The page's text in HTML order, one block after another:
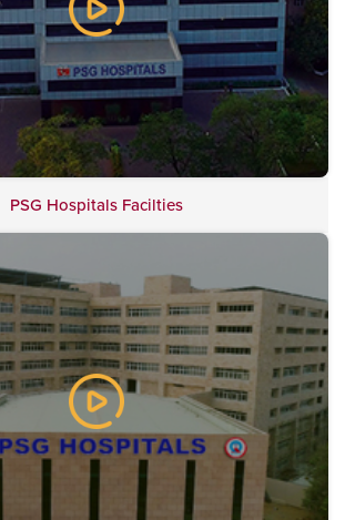
PSG Hospitals Facilties